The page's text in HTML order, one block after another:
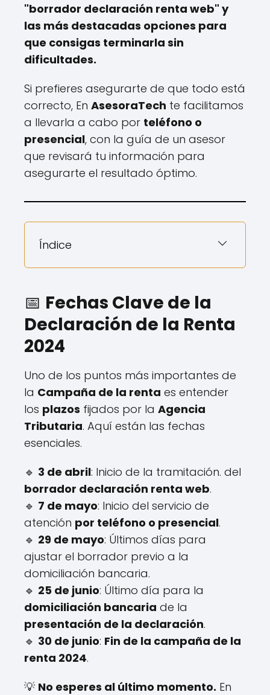
"borrador declaración renta web" y
las más destacadas opciones para
que consigas terminarla sin
dificultades.
Si prefieres asegurarte de que todo está
correcto, En AsesoraTech te facilitamos
a llevarla a cabo por teléfono o
presencial, con la guía de un asesor
que revisará tu información para
asegurarte el resultado óptimo.
Índice
📅 Fechas Clave de la
Declaración de la Renta
2024
Uno de los puntos más importantes de
la Campaña de la renta es entender
los plazos fijados por la Agencia
Tributaria. Aquí están las fechas
esenciales.
🔹 3 de abril: Inicio de la tramitación. del
borrador declaración renta web.
🔹 7 de mayo: Inicio del servicio de
atención por teléfono o presencial.
🔹 29 de mayo: Últimos días para
ajustar el borrador previo a la
domiciliación bancaria.
🔹 25 de junio: Último día para la
domiciliación bancaria de la
presentación de la declaración.
🔹 30 de junio: Fin de la campaña de la
renta 2024.
💡 No esperes al último momento. En